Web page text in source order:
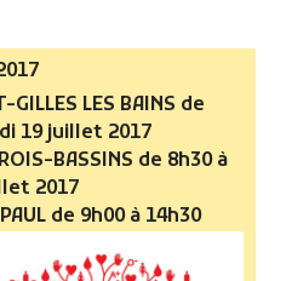
GILLES LES BAINS de
19 juillet 2017
BASSINS de 8h30 à
2017
de 9h00 à 14h30